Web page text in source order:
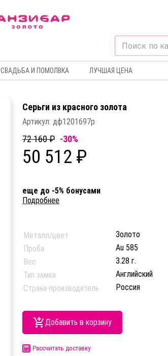
СВАДЬБА И ПОМОЛВКА ЛУЧШАЯ ЦЕНА
Серьги из красного золота
Артикул: дф1201697р
72 160 ₽ -30%
50 512 ₽
еще до -5% бонусами
Подробнее
Металл/цвет
Золото
Проба
Au 585
Вес
3.28 г.
Тип замка
Английский
Страна-производитель
Россия
Добавить в корзину
Рассчитать доставку